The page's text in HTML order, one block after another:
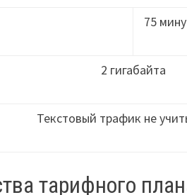
75
2 гигабайта
Текстовый трафик не
тарифного